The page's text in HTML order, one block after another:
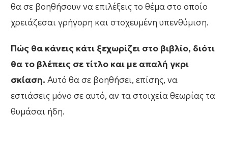
θα σε βοηθήσουν να επιλέξεις το θέμα στο οποίο
χρειάζεσαι γρήγορη και στοχευμένη υπενθύμιση.
Πώς θα κάνεις κάτι ξεχωρίζει στο βιβλίο, διότι
θα το βλέπεις σε τίτλο και με απαλή γκρι
σκίαση. Αυτό θα σε βοηθήσει, επίσης, να
εστιάσεις μόνο σε αυτό, αν τα στοιχεία θεωρίας τα
θυμάσαι ήδη.